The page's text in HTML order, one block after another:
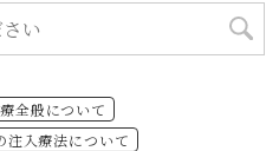
全般について
注入療法について